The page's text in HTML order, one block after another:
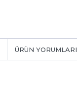
ÜRÜN YORUMLARI